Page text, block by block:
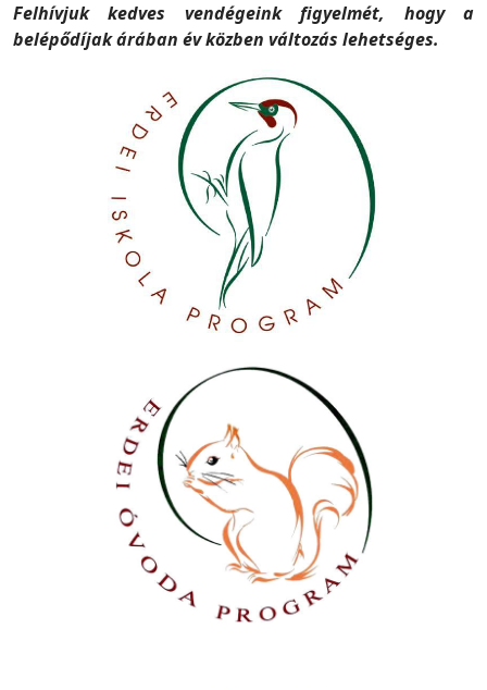
Felhívjuk kedves vendégeink figyelmét, hogy a
belépődíjak árában év közben változás lehetséges.